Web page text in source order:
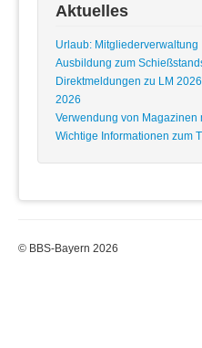
Aktuelles
Urlaub: Mitgliederverwaltung
Ausbildung zum
Direktmeldungen zu LM
2026
Verwendung von Magazinen
Wichtige Informationen zum
© BBS-Bayern 2026